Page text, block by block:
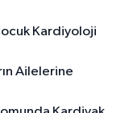
Kardiyoloji
Ailelerine